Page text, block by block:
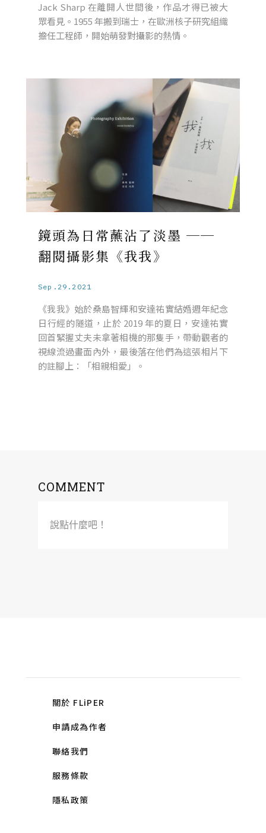
Jack Sharp 在離開人世間後，作品才得已被大
眾看見。1955 年搬到瑞士，在歐洲核子研究組織
擔任工程師，開始萌發對攝影的熱情。
鏡頭為日常蘸沾了淡墨 ──
翻閱攝影集《我我》
Sep.29.2021
《我我》始於桑島智輝和安達祐實結婚週年紀念
日行經的隧道，止於 2019 年的夏日，安達祐實
回首緊握丈夫未拿著相機的那隻手，帶動觀者的
視線流過畫面內外，最後落在他們為這張相片下
的註腳上：「相親相愛」。
COMMENT
說點什麼吧！
關於 FLiPER
申請成為作者
聯絡我們
服務條款
隱私政策